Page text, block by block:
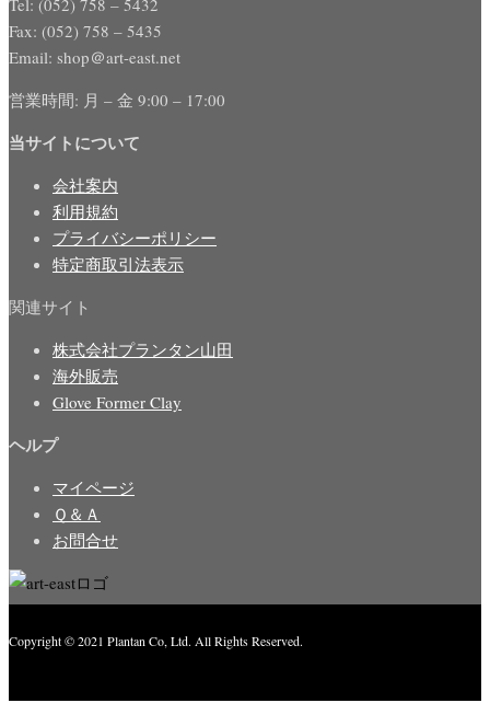
Tel: (052) 758 – 5432
Fax: (052) 758 – 5435
Email: shop＠art-east.net
営業時間: 月 – 金 9:00 – 17:00
当サイトについて
会社案内
利用規約
プライバシーポリシー
特定商取引法表示
関連サイト
株式会社プランタン山田
海外販売
Glove Former Clay
ヘルプ
マイページ
Ｑ＆Ａ
お問合せ
Copyright © 2021 Plantan Co, Ltd. All Rights Reserved.